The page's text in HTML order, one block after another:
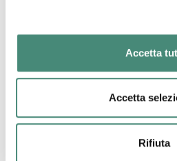
Accetta
Accetta
Rifiuta